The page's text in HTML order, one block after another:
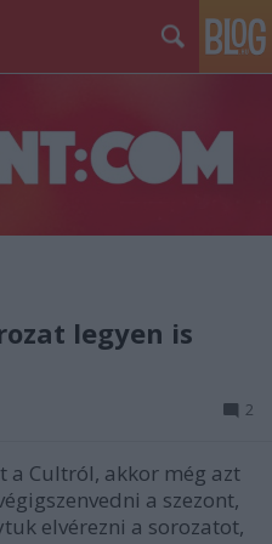
legyen is
2
Cultról, akkor még azt
a szezont,
elvérezni a sorozatot,